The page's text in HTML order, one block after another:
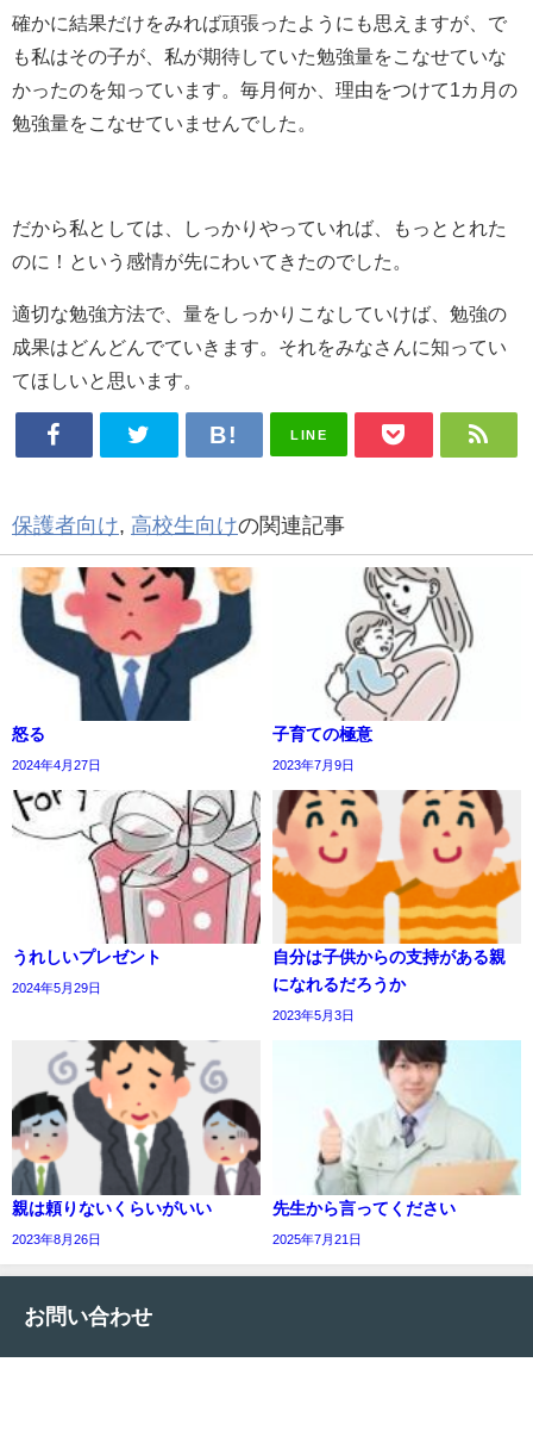
確かに結果だけをみれば頑張ったようにも思えますが、で
も私はその子が、私が期待していた勉強量をこなせていな
かったのを知っています。毎月何か、理由をつけて1カ月の
勉強量をこなせていませんでした。
だから私としては、しっかりやっていれば、もっととれた
のに！という感情が先にわいてきたのでした。
適切な勉強方法で、量をしっかりこなしていけば、勉強の
成果はどんどんでていきます。それをみなさんに知ってい
てほしいと思います。
LINE
保護者向け, 高校生向けの関連記事
怒る
2024年4月27日
子育ての極意
2023年7月9日
うれしいプレゼント
2024年5月29日
自分は子供からの支持がある親
になれるだろうか
2023年5月3日
親は頼りないくらいがいい
2023年8月26日
先生から言ってください
2025年7月21日
お問い合わせ